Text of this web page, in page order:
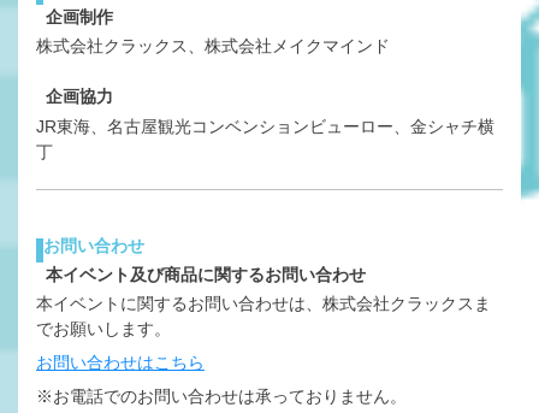
企画制作
株式会社クラックス、株式会社メイクマインド
企画協力
JR東海、名古屋観光コンベンションビューロー、金シャチ横
丁
お問い合わせ
本イベント及び商品に関するお問い合わせ
本イベントに関するお問い合わせは、株式会社クラックスま
でお願いします。
お問い合わせはこちら
※お電話でのお問い合わせは承っておりません。